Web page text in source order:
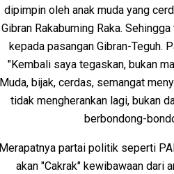
dipimpin oleh anak muda yang
Gibran Rakabuming Raka.
kepada pasangan Gibran-Teguh.
"Kembali saya tegaskan, bukan
Muda, bijak, cerdas, semangat
tidak mengherankan lagi, bukan
berbondong-
Merapatnya partai politik seperti
akan "Cakrak" kewibawaan dari